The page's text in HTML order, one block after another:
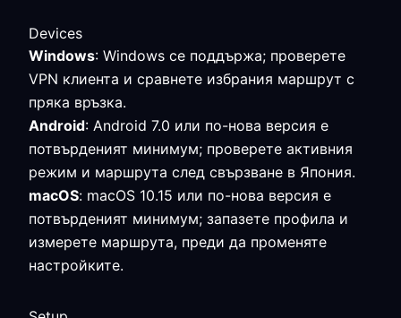
Devices
Windows: Windows се поддържа; проверете
VPN клиента и сравнете избрания маршрут с
пряка връзка.
Android: Android 7.0 или по-нова версия е
потвърденият минимум; проверете активния
режим и маршрута след свързване в Япония.
macOS: macOS 10.15 или по-нова версия е
потвърденият минимум; запазете профила и
измерете маршрута, преди да променяте
настройките.